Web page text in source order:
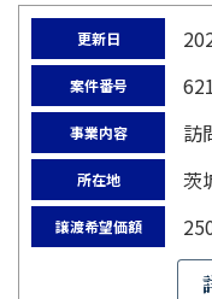
更新日
案件番号
事業内容 訪
所在地 茨
譲渡希望価額